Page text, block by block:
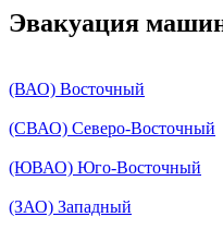
Эвакуация
(ВАО) Восточный
(СВАО) Северо-Восточный
(ЮВАО) Юго-Восточный
(ЗАО) Западный